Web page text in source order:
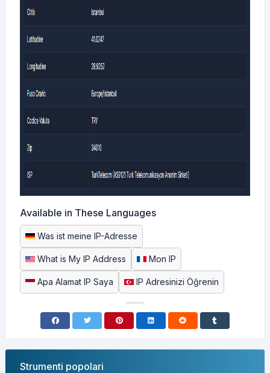
Available in These Languages
Was ist meine IP-Adresse
What is My IP Address Mon IP
Apa Alamat IP Saya IP Adresinizi Öğrenin
Strumenti popolari